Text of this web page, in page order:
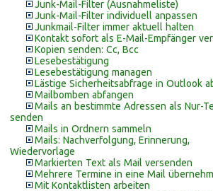
Junk-Mail-Filter (Ausnahmeliste)
Junk-Mail-Filter individuell anpassen
Junkmail-Filter immer aktuell halten
Kontakt sofort als E-Mail-Empfänger
Kopien senden: Cc, Bcc
Lesebestätigung
Lesebestätigung managen
Lästige Sicherheitsabfrage in Outlook
Mailbomben abfangen
Mails an bestimmte Adressen als Nur-
senden
Mails in Ordnern sammeln
Mails: Nachverfolgung, Erinnerung,
Wiedervorlage
Markierten Text als Mail versenden
Mehrere Termine in eine Mail
Mit Kontaktlisten arbeiten